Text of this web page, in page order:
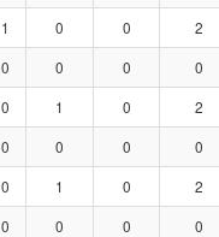
1 0 0 2
0 0 0 0
0 1 0 2
0 0 0 0
0 1 0 2
0 0 0 0